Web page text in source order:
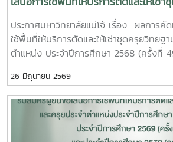
ครุยประจำตำแหน่ง ประจำปีการศึกษา
ประจำปีการศึกษา 2569 (ครั้งที่ 50) แ
2570 (ครั้งที่ 51)
ประกาศมหาวิทยาลัยแม่โจ้ เรื่อง ผลการคั
ใช้พื้นที่ให้บริการตัดและให้เช่าชุดครุยวิทยฐา
ตำแหน่ง ประจำปีการศึกษา 2568 (ครั้งที่
26 มิถุนายน 2569